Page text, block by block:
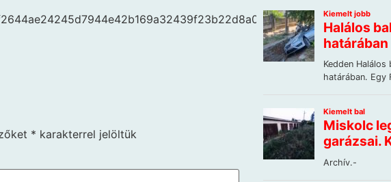
* karakterrel jelöltük